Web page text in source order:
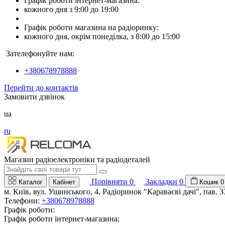
кожного дня з 9:00 до 19:00
Графік роботи магазина на радіоринку:
кожного дня, окрім понеділка, з 8:00 до 15:00
Зателефонуйте нам:
+380678978888
Перейти до контактів
Замовити дзвінок
ua
ru
Магазин радіоелектроніки та радіодеталей
Каталог Кабінет Порівняти 0 Закладки 0 Кошик 0
м. Київ, вул. Ушинського, 4, Радіоринок "Караваєві дачі", пав.
Телефони: +380678978888
Графік роботи:
Графік роботи інтернет-магазина: